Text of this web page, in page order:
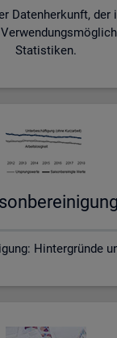
Datenherkunft, der
Statistiken.
Hintergründe